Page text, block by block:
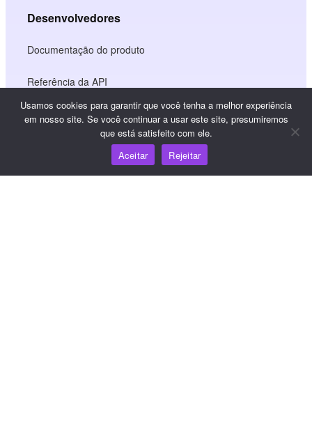
Desenvolvedores
Documentação do produto
Referência da API
Referência do JS SDK
Usamos cookies para garantir que você tenha a melhor experiência
em nosso site. Se você continuar a usar este site, presumiremos
que está satisfeito com ele.
Aceitar
Rejeitar